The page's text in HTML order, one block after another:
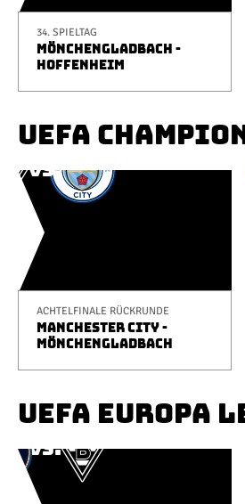
34. SPIELTAG
MÖNCHENGLADBACH -
HOFFENHEIM
UEFA
ACHTELFINALE RÜCKRUNDE
MANCHESTER CITY -
MÖNCHENGLADBACH
UEFA EUROPA